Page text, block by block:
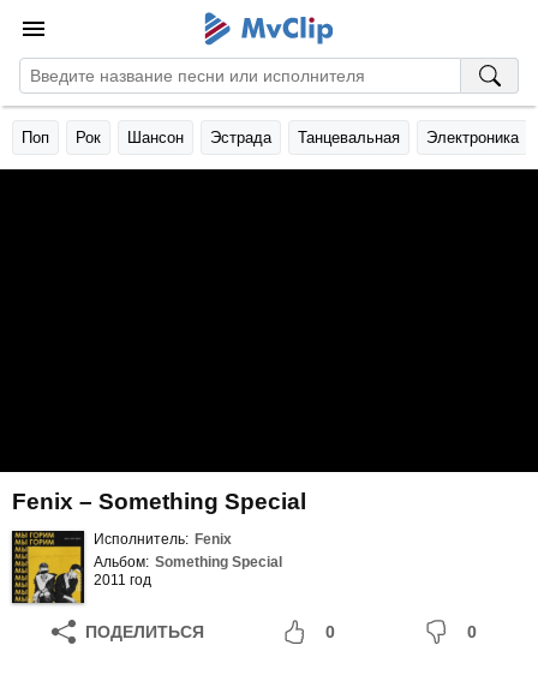
Поп Рок Шансон Эстрада Танцевальная Электроника
Fenix – Something Special
Исполнитель: Fenix
Альбом: Something Special
2011 год
ПОДЕЛИТЬСЯ 0 0